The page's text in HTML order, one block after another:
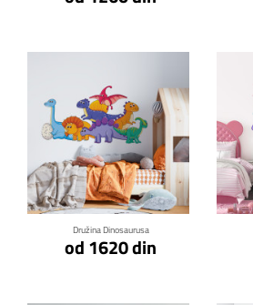
Družina Dinosaurusa
od 1620 din
Klikni za detalje